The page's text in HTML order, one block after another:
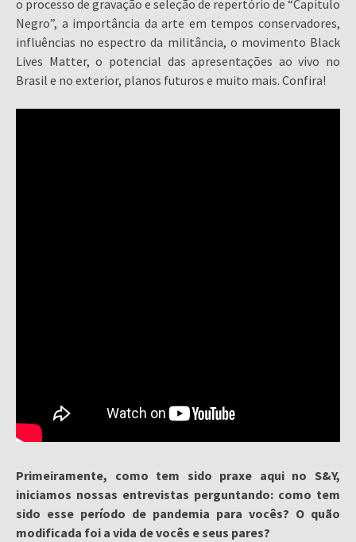
o processo de gravação e seleção de repertório de “Capítulo
Negro”, a importância da arte em tempos conservadores,
influências no espectro da militância, o movimento Black
Lives Matter, o potencial das apresentações ao vivo no
Brasil e no exterior, planos futuros e muito mais. Confira!
Primeiramente, como tem sido praxe aqui no S&Y,
iniciamos nossas entrevistas perguntando: como tem
sido esse período de pandemia para vocês? O quão
modificada foi a vida de vocês e seus pares?